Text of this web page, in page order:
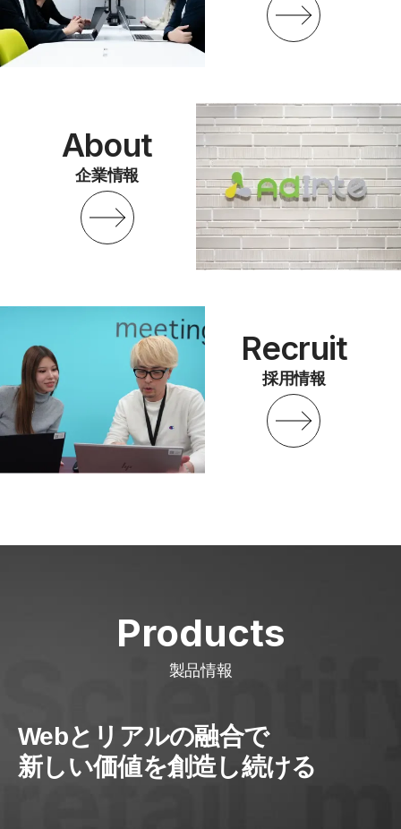
About
企業情報
Recruit
採用情報
製品情報
Products
Webとリアルの融合で
新しい価値を創造し続ける